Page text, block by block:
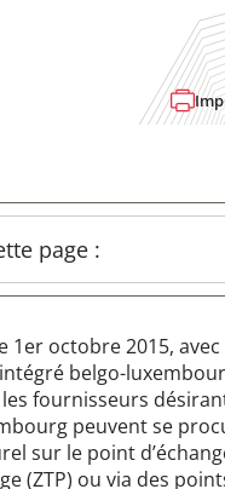
page :
1er octobre 2015, avec
belgo-
les fournisseurs
peuvent se
sur le point
(ZTP) ou via des